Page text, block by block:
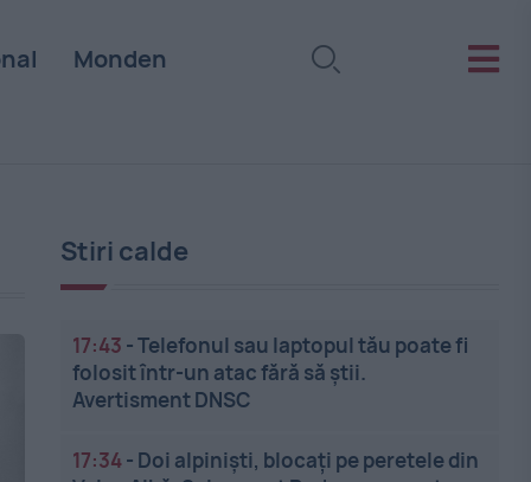
Monden
Stiri calde
17:43 -Telefonul sau laptopul tău poate fi
folosit într-un atac fără să știi.
Avertisment DNSC
17:34- Doi alpiniști, blocați pe peretele din